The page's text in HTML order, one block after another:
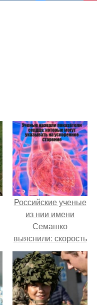
Российские ученые
из нии имени
Семашко
выяснили: скорость
старения напрямую
зависит от
состояния сосудов
и работы сердца.